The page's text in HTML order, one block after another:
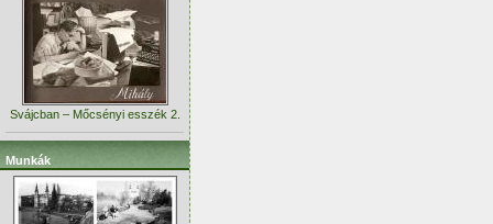
Svájcban – Mőcsényi esszék 2.
Munkák